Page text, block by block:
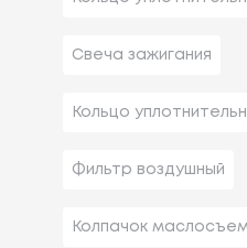
Свеча зажигания
Кольцо
Фильтр воздушный
Колпачок